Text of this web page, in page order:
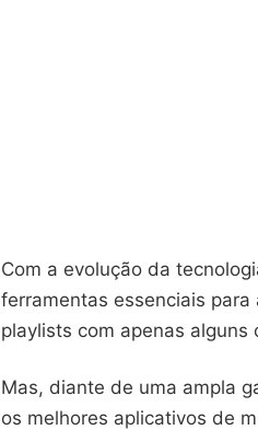
Com a evolução da
ferramentas essenciais
playlists com apenas alguns
Mas, diante de uma ampla
os melhores aplicativos de